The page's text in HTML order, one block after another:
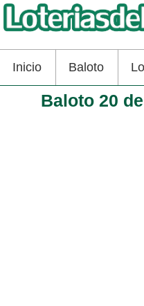
Inicio Baloto
Baloto 20